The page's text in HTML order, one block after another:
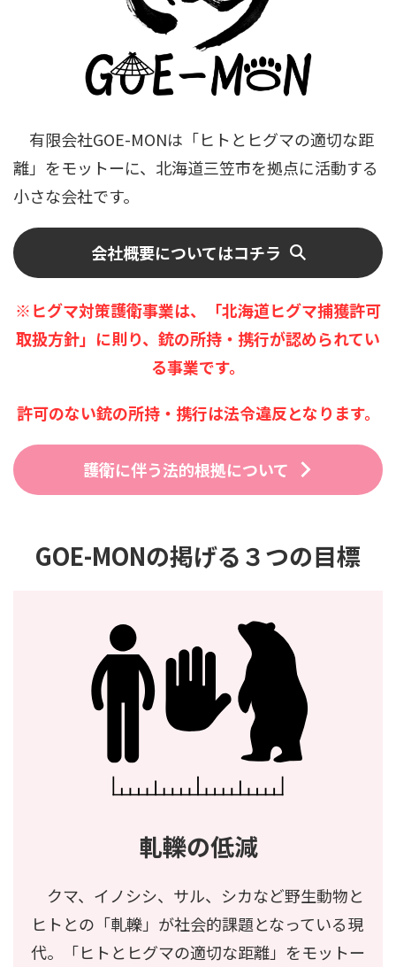
有限会社GOE-MONは「ヒトとヒグマの適切な距
離」をモットーに、北海道三笠市を拠点に活動する
小さな会社です。
会社概要についてはコチラ
※ヒグマ対策護衛事業は、「北海道ヒグマ捕獲許可
取扱方針」に則り、銃の所持・携行が認められてい
る事業です。
許可のない銃の所持・携行は法令違反となります。
護衛に伴う法的根拠について
GOE-MONの掲げる３つの目標
軋轢の低減
クマ、イノシシ、サル、シカなど野生動物と
ヒトとの「軋轢」が社会的課題となっている現
代。「ヒトとヒグマの適切な距離」をモットー